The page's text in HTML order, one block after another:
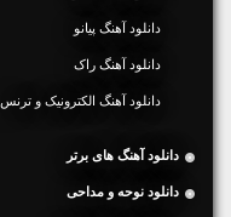
دانلود آهنگ پیانو
دانلود آهنگ راک
دانلود آهنگ الکترونیک و ترنس
دانلود آهنگ های برتر
دانلود نوحه و مداحی